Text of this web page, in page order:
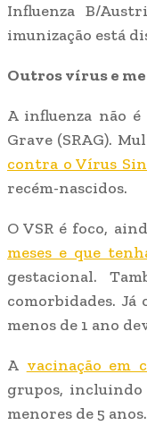
Influenza B/
imunização está
Outros vírus e
A influenza não
Grave (SRAG).
contra o Vírus
recém-nascidos.
O VSR é foco,
meses e que
gestacional.
comorbidades. Já
menos de 1 ano
A vacinação em
grupos, incluindo
menores de 5 anos.